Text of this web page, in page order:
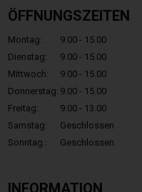
ÖFFNUNGSZEITEN
Montag:
9.00 - 15.00
Dienstag:
9.00 - 15.00
Mittwoch:
9.00 - 15.00
Donnerstag: 9.00 - 15.00
Freitag:
9.00 - 13.00
Samstag:
Geschlossen
Sonntag.:
Geschlossen